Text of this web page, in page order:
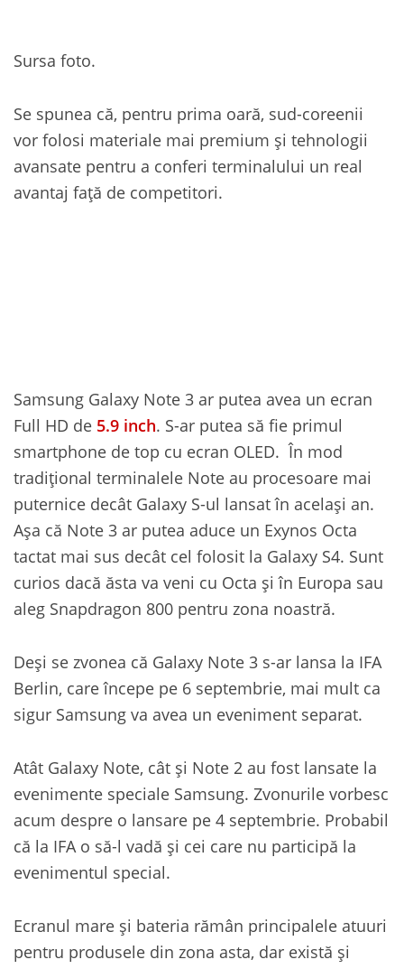
Sursa foto.
Se spunea că, pentru prima oară, sud-coreenii
vor folosi materiale mai premium și tehnologii
avansate pentru a conferi terminalului un real
avantaj față de competitori.
Samsung Galaxy Note 3 ar putea avea un ecran
Full HD de 5.9 inch. S-ar putea să fie primul
smartphone de top cu ecran OLED. În mod
tradițional terminalele Note au procesoare mai
puternice decât Galaxy S-ul lansat în același an.
Așa că Note 3 ar putea aduce un Exynos Octa
tactat mai sus decât cel folosit la Galaxy S4. Sunt
curios dacă ăsta va veni cu Octa și în Europa sau
aleg Snapdragon 800 pentru zona noastră.
Deși se zvonea că Galaxy Note 3 s-ar lansa la IFA
Berlin, care începe pe 6 septembrie, mai mult ca
sigur Samsung va avea un eveniment separat.
Atât Galaxy Note, cât și Note 2 au fost lansate la
evenimente speciale Samsung. Zvonurile vorbesc
acum despre o lansare pe 4 septembrie. Probabil
că la IFA o să-l vadă și cei care nu participă la
evenimentul special.
Ecranul mare și bateria rămân principalele atuuri
pentru produsele din zona asta, dar există și